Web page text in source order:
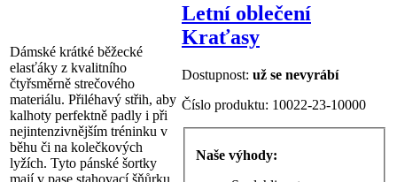
Dámské krátké běžecké
elasťáky z kvalitního
čtyřsměrně strečového
materiálu. Přiléhavý střih, aby
kalhoty perfektně padly i při
nejintenzivnějším tréninku v
běhu či na kolečkových
lyžích. Tyto pánské šortky
mají v pase stahovací šňůrku
Letní oblečení
Kraťasy
Dostupnost: už se nevyrábí
Číslo produktu: 10022-23-10000
Naše výhody: